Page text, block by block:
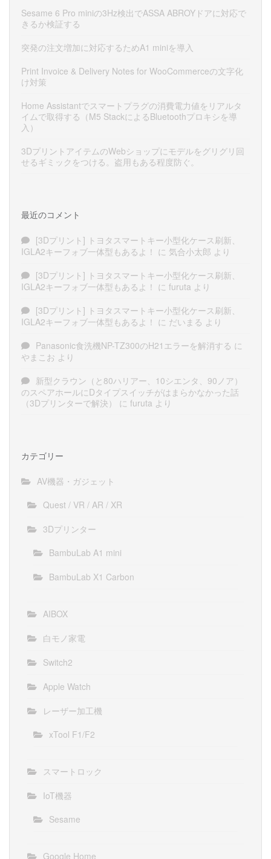
Sesame 6 Pro miniの3Hz検出でASSA ABROYドアに対応で
きるか検証する
突発の注文増加に対応するためA1 miniを導入
Print Invoice & Delivery Notes for WooCommerceの文字化
け対策
Home Assistantでスマートプラグの消費電力値をリアルタ
イムで取得する（M5 StackによるBluetoothプロキシを導
入）
3DプリントアイテムのWebショップにモデルをグリグリ回
せるギミックをつける。盗用もある程度防ぐ。
最近のコメント
[3Dプリント] トヨタスマートキー小型化ケース刷新、
IGLA2キーフォブ一体型もあるよ！ に 気合小太郎 より
[3Dプリント] トヨタスマートキー小型化ケース刷新、
IGLA2キーフォブ一体型もあるよ！ に furuta より
[3Dプリント] トヨタスマートキー小型化ケース刷新、
IGLA2キーフォブ一体型もあるよ！ に だいまる より
Panasonic食洗機NP-TZ300のH21エラーを解消する に
やまこお より
新型クラウン（と80ハリアー、10シエンタ、90ノア）
のスペアホールにDタイプスイッチがはまらかなかった話
（3Dプリンターで解決）
に furuta より
カテゴリー
AV機器・ガジェット
Quest / VR / AR / XR
3Dプリンター
BambuLab A1 mini
BambuLab X1 Carbon
AIBOX
白モノ家電
Switch2
Apple Watch
レーザー加工機
xTool F1/F2
スマートロック
IoT機器
Sesame
Google Home